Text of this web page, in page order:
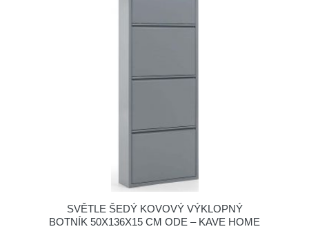
SVĚTLE ŠEDÝ KOVOVÝ VÝKLOPNÝ
BOTNÍK 50X136X15 CM ODE – KAVE HOME